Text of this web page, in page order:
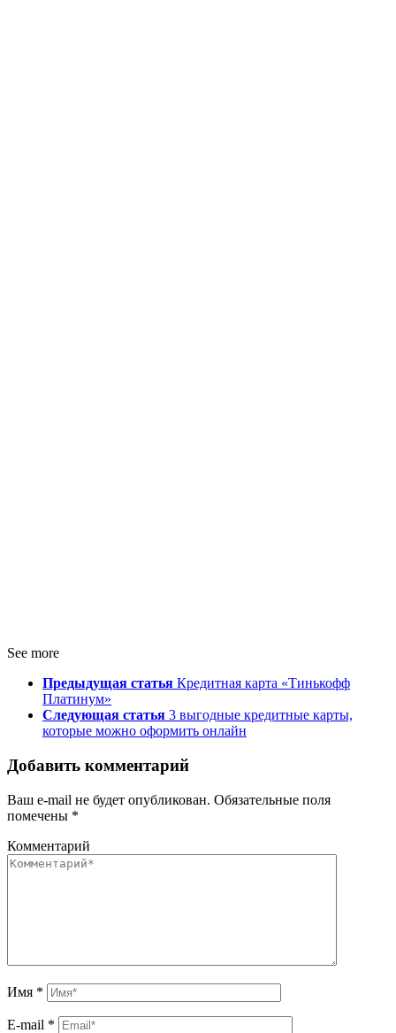
See more
Предыдущая статья Кредитная карта «Тинькофф
Платинум»
Следующая статья 3 выгодные кредитные карты,
которые можно оформить онлайн
Добавить комментарий
Ваш e-mail не будет опубликован. Обязательные поля
помечены *
Комментарий
Имя *
E-mail *